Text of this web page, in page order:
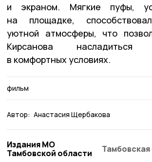
и экраном. Мягкие пуфы,
на площадке,
уютной атмосферы, что
Кирсанова насладиться
в комфортных условиях.
фильм
Автор: Анастасия Щербакова
Издания МО
Тамбовской области